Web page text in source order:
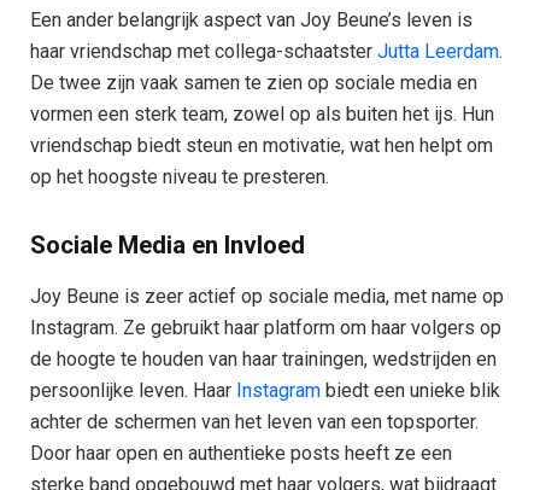
Een ander belangrijk aspect van Joy Beune’s leven is
haar vriendschap met collega-schaatster Jutta Leerdam.
De twee zijn vaak samen te zien op sociale media en
vormen een sterk team, zowel op als buiten het ijs. Hun
vriendschap biedt steun en motivatie, wat hen helpt om
op het hoogste niveau te presteren.
Sociale Media en Invloed
Joy Beune is zeer actief op sociale media, met name op
Instagram. Ze gebruikt haar platform om haar volgers op
de hoogte te houden van haar trainingen, wedstrijden en
persoonlijke leven. Haar Instagram biedt een unieke blik
achter de schermen van het leven van een topsporter.
Door haar open en authentieke posts heeft ze een
sterke band opgebouwd met haar volgers, wat bijdraagt